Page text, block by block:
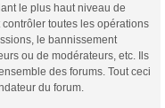
le plus haut niveau de
toutes les opérations
le bannissement
ou de modérateurs, etc. Ils
des forums. Tout ceci
du forum.